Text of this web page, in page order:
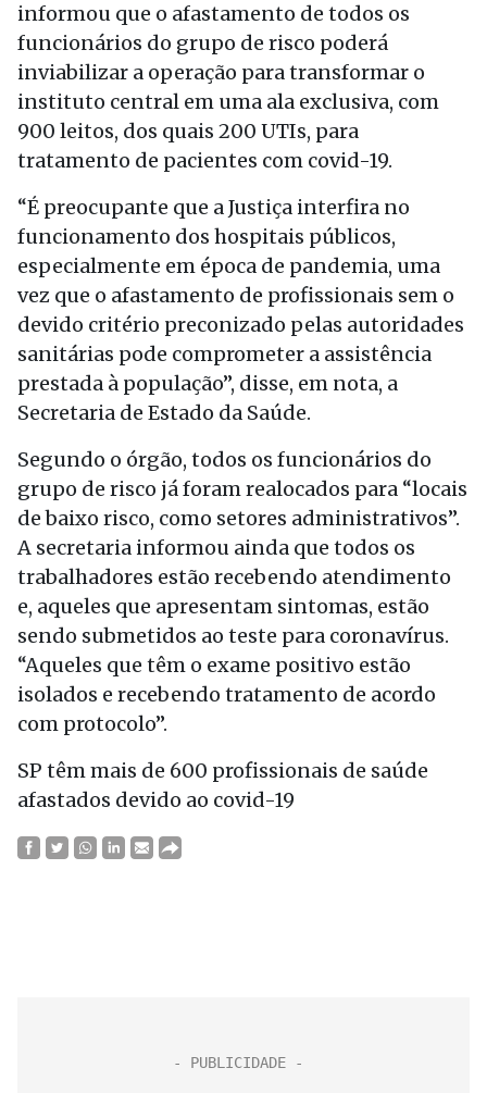
informou que o afastamento de todos os
funcionários do grupo de risco poderá
inviabilizar a operação para transformar o
instituto central em uma ala exclusiva, com
900 leitos, dos quais 200 UTIs, para
tratamento de pacientes com covid-19.
“É preocupante que a Justiça interfira no
funcionamento dos hospitais públicos,
especialmente em época de pandemia, uma
vez que o afastamento de profissionais sem o
devido critério preconizado pelas autoridades
sanitárias pode comprometer a assistência
prestada à população”, disse, em nota, a
Secretaria de Estado da Saúde.
Segundo o órgão, todos os funcionários do
grupo de risco já foram realocados para “locais
de baixo risco, como setores administrativos”.
A secretaria informou ainda que todos os
trabalhadores estão recebendo atendimento
e, aqueles que apresentam sintomas, estão
sendo submetidos ao teste para coronavírus.
“Aqueles que têm o exame positivo estão
isolados e recebendo tratamento de acordo
com protocolo”.
SP têm mais de 600 profissionais de saúde
afastados devido ao covid-19